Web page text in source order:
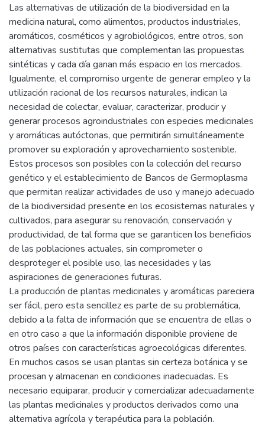
Las alternativas de utilización de la biodiversidad en la
medicina natural, como alimentos, productos industriales,
aromáticos, cosméticos y agrobiológicos, entre otros, son
alternativas sustitutas que complementan las propuestas
sintéticas y cada día ganan más espacio en los mercados.
Igualmente, el compromiso urgente de generar empleo y la
utilización racional de los recursos naturales, indican la
necesidad de colectar, evaluar, caracterizar, producir y
generar procesos agroindustriales con especies medicinales
y aromáticas autóctonas, que permitirán simultáneamente
promover su exploración y aprovechamiento sostenible.
Estos procesos son posibles con la colección del recurso
genético y el establecimiento de Bancos de Germoplasma
que permitan realizar actividades de uso y manejo adecuado
de la biodiversidad presente en los ecosistemas naturales y
cultivados, para asegurar su renovación, conservación y
productividad, de tal forma que se garanticen los beneficios
de las poblaciones actuales, sin comprometer o
desproteger el posible uso, las necesidades y las
aspiraciones de generaciones futuras.
La producción de plantas medicinales y aromáticas pareciera
ser fácil, pero esta sencillez es parte de su problemática,
debido a la falta de información que se encuentra de ellas o
en otro caso a que la información disponible proviene de
otros países con características agroecológicas diferentes.
En muchos casos se usan plantas sin certeza botánica y se
procesan y almacenan en condiciones inadecuadas. Es
necesario equiparar, producir y comercializar adecuadamente
las plantas medicinales y productos derivados como una
alternativa agrícola y terapéutica para la población.